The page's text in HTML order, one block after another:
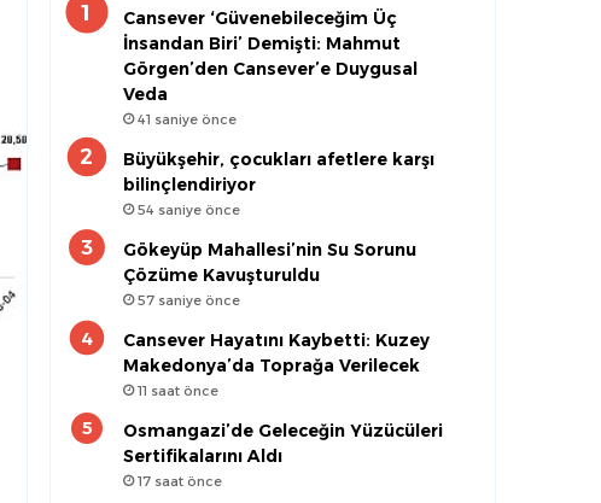
Cansever ‘Güvenebileceğim Üç
İnsandan Biri’ Demişti: Mahmut
Görgen’den Cansever’e Duygusal
Veda
41 saniye önce
Büyükşehir, çocukları afetlere karşı
bilinçlendiriyor
54 saniye önce
Gökeyüp Mahallesi’nin Su Sorunu
Çözüme Kavuşturuldu
57 saniye önce
Cansever Hayatını Kaybetti: Kuzey
Makedonya’da Toprağa Verilecek
11 saat önce
Osmangazi’de Geleceğin Yüzücüleri
Sertifikalarını Aldı
17 saat önce